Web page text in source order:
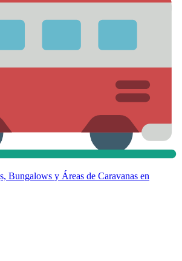
Bungalows y Áreas de Caravanas en